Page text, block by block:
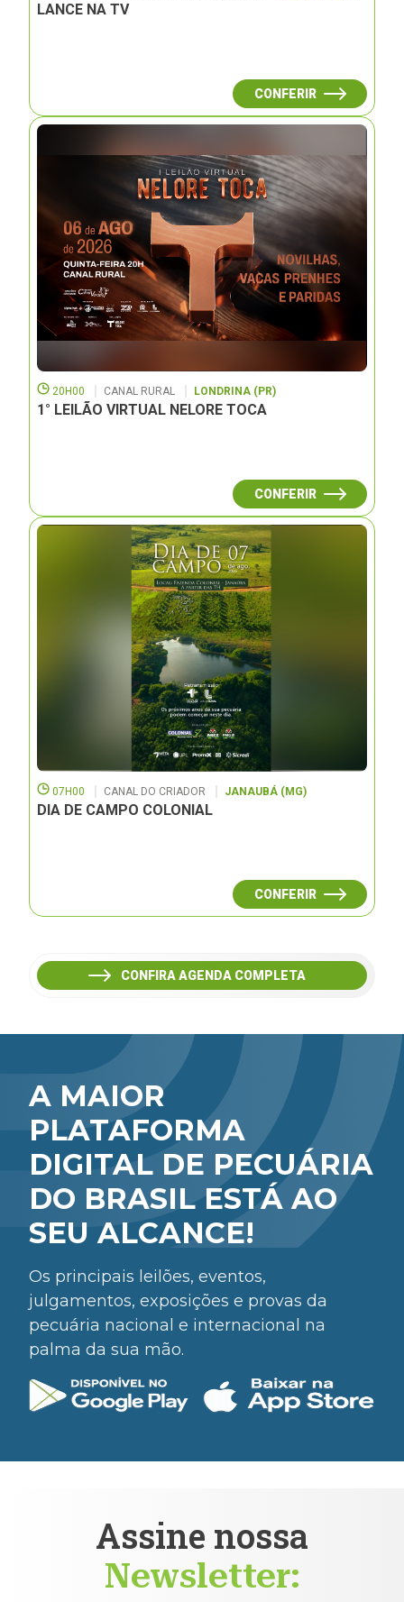
LANCE NA TV
CONFERIR
20H00 CANAL RURAL LONDRINA (PR)
1° LEILÃO VIRTUAL NELORE TOCA
CONFERIR
07H00 CANAL DO CRIADOR JANAUBÁ (MG)
DIA DE CAMPO COLONIAL
CONFERIR
CONFIRA AGENDA COMPLETA
A MAIOR
PLATAFORMA
DIGITAL DE PECUÁRIA
DO BRASIL ESTÁ AO
SEU ALCANCE!
Os principais leilões, eventos,
julgamentos, exposições e provas da
pecuária nacional e internacional na
palma da sua mão.
Assine nossa
Newsletter: